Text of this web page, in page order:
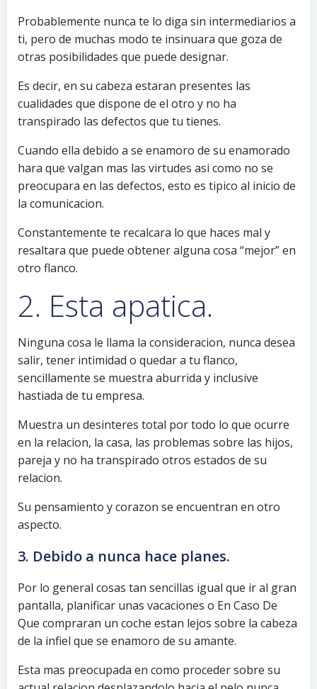
Probablemente nunca te lo diga sin intermediarios a
ti, pero de muchas modo te insinuara que goza de
otras posibilidades que puede designar.
Es decir, en su cabeza estaran presentes las
cualidades que dispone de el otro y no ha
transpirado las defectos que tu tienes.
Cuando ella debido a se enamoro de su enamorado
hara que valgan mas las virtudes asi­ como no se
preocupara en las defectos, esto es tipico al inicio de
la comunicacion.
Constantemente te recalcara lo que haces mal y
resaltara que puede obtener alguna cosa “mejor” en
otro flanco.
2. Esta apatica.
Ninguna cosa le llama la consideracion, nunca desea
salir, tener intimidad o quedar a tu flanco,
sencillamente se muestra aburrida y inclusive
hastiada de tu empresa.
Muestra un desinteres total por todo lo que ocurre
en la relacion, la casa, las problemas sobre las hijos,
pareja y no ha transpirado otros estados de su
relacion.
Su pensamiento y corazon se encuentran en otro
aspecto.
3. Debido a nunca hace planes.
Por lo general cosas tan sencillas igual que ir al gran
pantalla, planificar unas vacaciones o En Caso De
Que compraran un coche estan lejos sobre la cabeza
de la infiel que se enamoro de su amante.
Esta mas preocupada en como proceder sobre su